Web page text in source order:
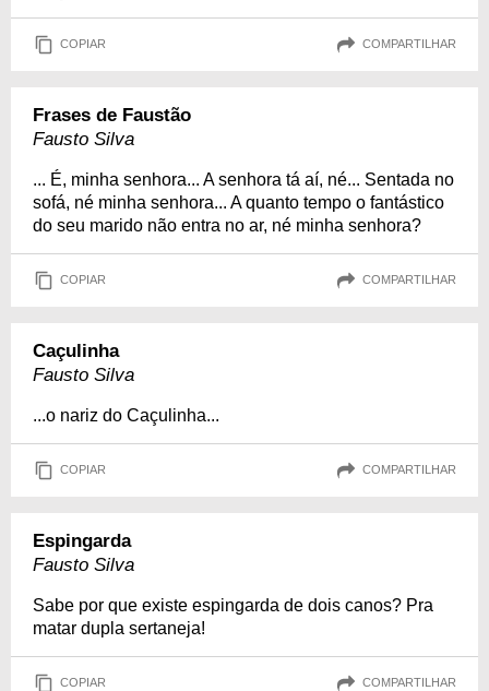
COPIAR COMPARTILHAR
Frases de Faustão
Fausto Silva
... É, minha senhora... A senhora tá aí, né... Sentada no
sofá, né minha senhora... A quanto tempo o fantástico
do seu marido não entra no ar, né minha senhora?
COPIAR COMPARTILHAR
Caçulinha
Fausto Silva
...o nariz do Caçulinha...
COPIAR COMPARTILHAR
Espingarda
Fausto Silva
Sabe por que existe espingarda de dois canos? Pra
matar dupla sertaneja!
COPIAR COMPARTILHAR